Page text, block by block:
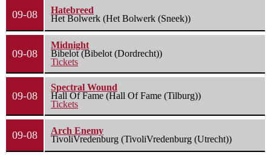
09-08
Hatebreed
Het Bolwerk (Het Bolwerk (Sneek))
09-08
Midnight
Bibelot (Bibelot (Dordrecht))
Tickets
09-08
Spectral Wound
Hall Of Fame (Hall Of Fame (Tilburg))
Tickets
09-08
Arch Enemy
TivoliVredenburg (TivoliVredenburg (Utrecht))